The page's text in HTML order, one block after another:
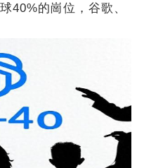
40%的崗位，谷歌、